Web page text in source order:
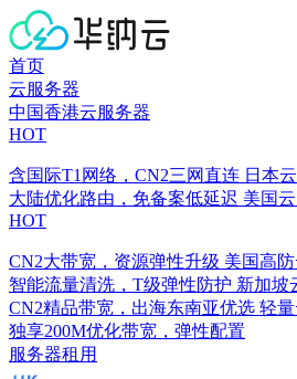
首页
云服务器
中国香港云服务器
HOT
含国际T1网络，CN2三网直连 日本
大陆优化路由，免备案低延迟 美国
HOT
CN2大带宽，资源弹性升级 美国高
智能流量清洗，T级弹性防护 新加坡
CN2精品带宽，出海东南亚优选 轻
独享200M优化带宽，弹性配置
服务器租用